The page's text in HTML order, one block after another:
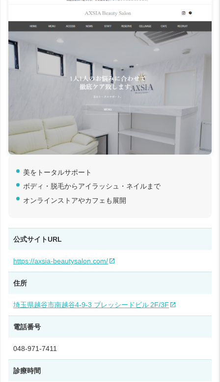
美をトータルサポート
ボディ・脱毛からアイラッシュ・ネイルまで
オンラインストアやカフェも展開
公式サイトURL
https://axsia-beautysalon.com/
住所
埼玉県越谷市南越谷4‑9‑3 ブレッシードビル 2F/3F
電話番号
048-971-7411
診療時間